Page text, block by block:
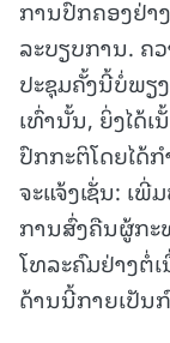
ການປົກຄອງຢ່າ
ລະບຽບການ. ຄ
ປະຊຸມຄັ້ງນີ້ບໍ່ພຽ
ເທົ່ານັ້ນ, ຍິ່ງໄດ້
ປົກກະຕິໂດຍໄດ້
ຈະແຈ້ງເຊັ່ນ: ເ
ການສົ່ງຄືນຜູ້ກ
ໂທລະຄົມຢ່າງຕໍ່
ດ້ານນີ້ກາຍເປັນ